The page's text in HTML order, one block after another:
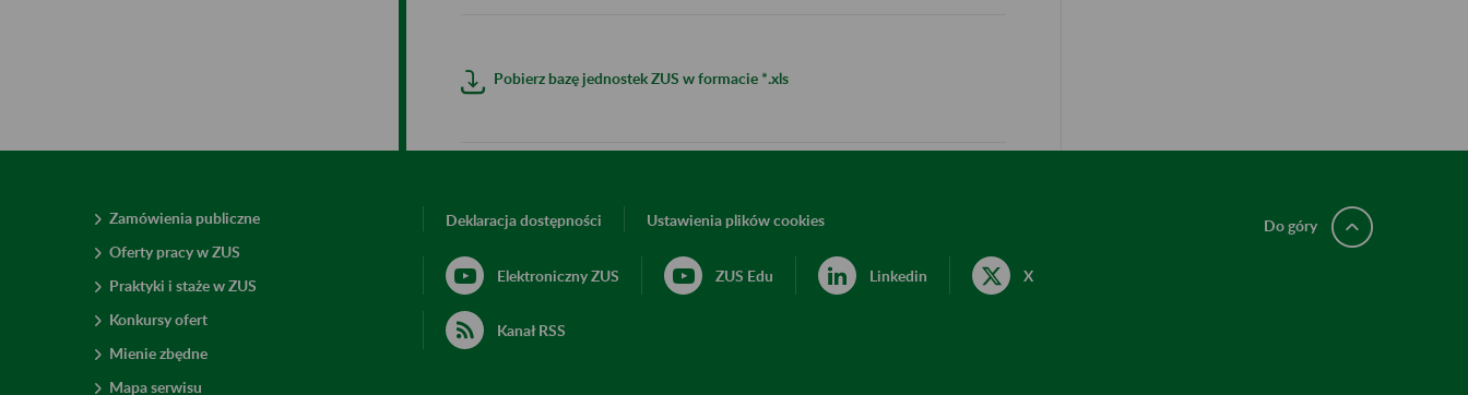
Pobierz bazę jednostek ZUS w formacie *.xls
Zamówienia publiczne
Oferty pracy w ZUS
Praktyki i staże w ZUS
Konkursy ofert
Mienie zbędne
Mapa serwisu
Deklaracja dostępności Ustawienia plików cookies
Elektroniczny ZUS ZUS Edu Linkedin X
Kanał RSS
Do góry